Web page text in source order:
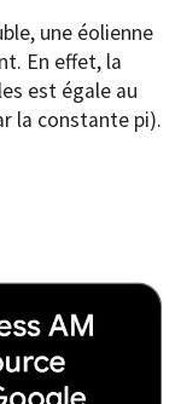
une éolienne
En effet, la
est égale au
la constante pi).